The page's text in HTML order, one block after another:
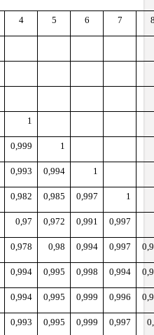
4 5 6 7
1
0,999 1
0,993 0,994 1
0,982 0,985 0,997 1
0,97 0,972 0,991 0,997
0,978 0,98 0,994 0,997
0,994 0,995 0,998 0,994
0,994 0,995 0,999 0,996
0,993 0,995 0,999 0,997